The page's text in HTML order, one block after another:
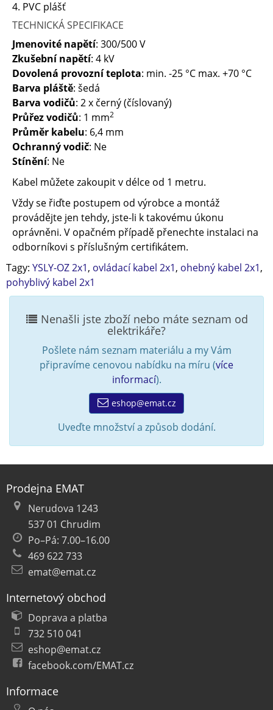
4. PVC plášť
TECHNICKÁ SPECIFIKACE
Jmenovité napětí: 300/500 V
Zkušební napětí: 4 kV
Dovolená provozní teplota: min. -25 °C max. +70 °C
Barva pláště: šedá
Barva vodičů: 2 x černý (číslovaný)
Průřez vodičů: 1 mm2
Průměr kabelu: 6,4 mm
Ochranný vodič: Ne
Stínění: Ne
Kabel můžete zakoupit v délce od 1 metru.
Vždy se řiďte postupem od výrobce a montáž
provádějte jen tehdy, jste-li k takovému úkonu
oprávněni. V opačném případě přenechte instalaci na
odborníkovi s příslušným certifikátem.
Tagy: YSLY-OZ 2x1, ovládací kabel 2x1, ohebný kabel 2x1,
pohyblivý kabel 2x1
Nenašli jste zboží nebo máte seznam od
elektrikáře?
Pošlete nám seznam materiálu a my Vám
připravíme cenovou nabídku na míru (více
informací).
eshop@emat.cz
Uveďte množství a způsob dodání.
Prodejna EMAT
Nerudova 1243
537 01 Chrudim
Po–Pá: 7.00–16.00
469 622 733
emat@emat.cz
Internetový obchod
Doprava a platba
732 510 041
eshop@emat.cz
facebook.com/EMAT.cz
Informace